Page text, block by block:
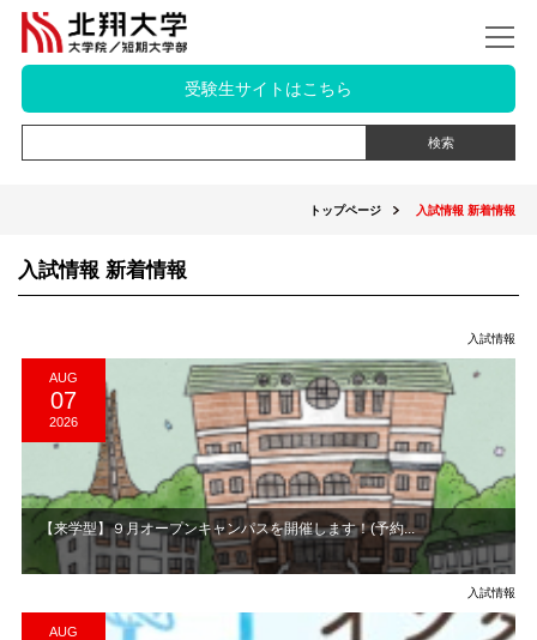
受験生サイトはこちら
トップページ 入試情報 新着情報
入試情報 新着情報
入試情報
AUG
07
2026
【来学型】９月オープンキャンパスを開催します！(予約...
入試情報
AUG